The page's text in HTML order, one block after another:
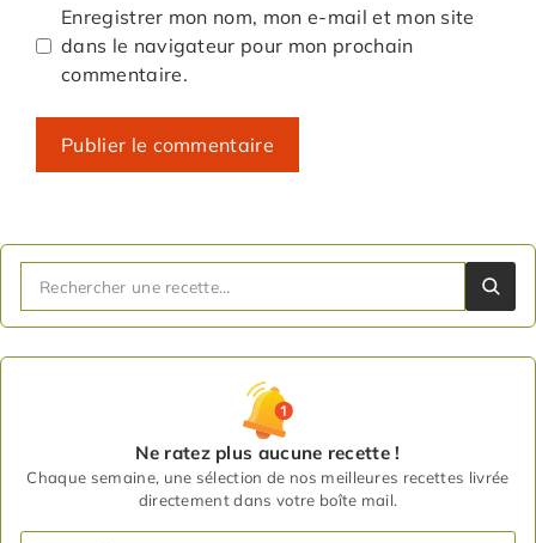
Enregistrer mon nom, mon e-mail et mon site
dans le navigateur pour mon prochain
commentaire.
Ne ratez plus aucune recette !
Chaque semaine, une sélection de nos meilleures recettes livrée
directement dans votre boîte mail.